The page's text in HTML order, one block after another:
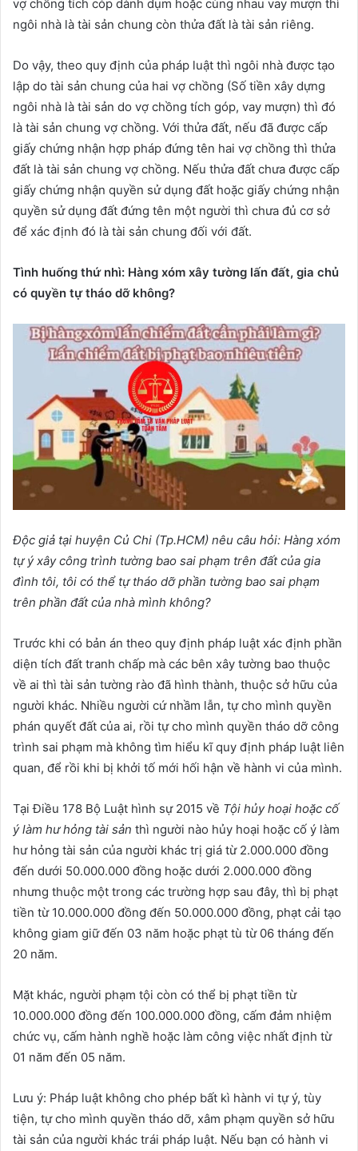
vợ chồng tích cóp dành dụm hoặc cùng nhau vay mượn thì
ngôi nhà là tài sản chung còn thửa đất là tài sản riêng.
Do vậy, theo quy định của pháp luật thì ngôi nhà được tạo
lập do tài sản chung của hai vợ chồng (Số tiền xây dựng
ngôi nhà là tài sản do vợ chồng tích góp, vay mượn) thì đó
là tài sản chung vợ chồng. Với thửa đất, nếu đã được cấp
giấy chứng nhận hợp pháp đứng tên hai vợ chồng thì thửa
đất là tài sản chung vợ chồng. Nếu thửa đất chưa được cấp
giấy chứng nhận quyền sử dụng đất hoặc giấy chứng nhận
quyền sử dụng đất đứng tên một người thì chưa đủ cơ sở
để xác định đó là tài sản chung đối với đất.
Tình huống thứ nhì: Hàng xóm xây tường lấn đất, gia chủ
có quyền tự tháo dỡ không?
Độc giả tại huyện Củ Chi (Tp.HCM) nêu câu hỏi: Hàng xóm
tự ý xây công trình tường bao sai phạm trên đất của gia
đình tôi, tôi có thể tự tháo dỡ phần tường bao sai phạm
trên phần đất của nhà mình không?
Trước khi có bản án theo quy định pháp luật xác định phần
diện tích đất tranh chấp mà các bên xây tường bao thuộc
về ai thì tài sản tường rào đã hình thành, thuộc sở hữu của
người khác. Nhiều người cứ nhầm lẫn, tự cho mình quyền
phán quyết đất của ai, rồi tự cho mình quyền tháo dỡ công
trình sai phạm mà không tìm hiểu kĩ quy định pháp luật liên
quan, để rồi khi bị khởi tố mới hối hận về hành vi của mình.
Tại Điều 178 Bộ Luật hình sự 2015 về Tội hủy hoại hoặc cố
ý làm hư hỏng tài sản thì người nào hủy hoại hoặc cố ý làm
hư hỏng tài sản của người khác trị giá từ 2.000.000 đồng
đến dưới 50.000.000 đồng hoặc dưới 2.000.000 đồng
nhưng thuộc một trong các trường hợp sau đây, thì bị phạt
tiền từ 10.000.000 đồng đến 50.000.000 đồng, phạt cải tạo
không giam giữ đến 03 năm hoặc phạt tù từ 06 tháng đến
20 năm.
Mặt khác, người phạm tội còn có thể bị phạt tiền từ
10.000.000 đồng đến 100.000.000 đồng, cấm đảm nhiệm
chức vụ, cấm hành nghề hoặc làm công việc nhất định từ
01 năm đến 05 năm.
Lưu ý: Pháp luật không cho phép bất kì hành vi tự ý, tùy
tiện, tự cho mình quyền tháo dỡ, xâm phạm quyền sở hữu
tài sản của người khác trái pháp luật. Nếu bạn có hành vi